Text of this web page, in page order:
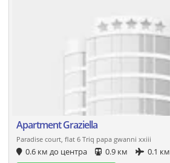
Apartment Graziella
Paradise court, flat 6 Triq papa gwanni xxiii
0.6 км до центра 0.9 км
0.1 км